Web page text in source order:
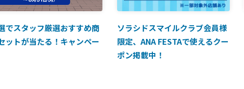
でスタッフ厳選おすすめ商
ットが当たる！キャンペー
ソラシドスマイルクラブ会員様
限定、ANA FESTAで使えるクー
ポン掲載中！